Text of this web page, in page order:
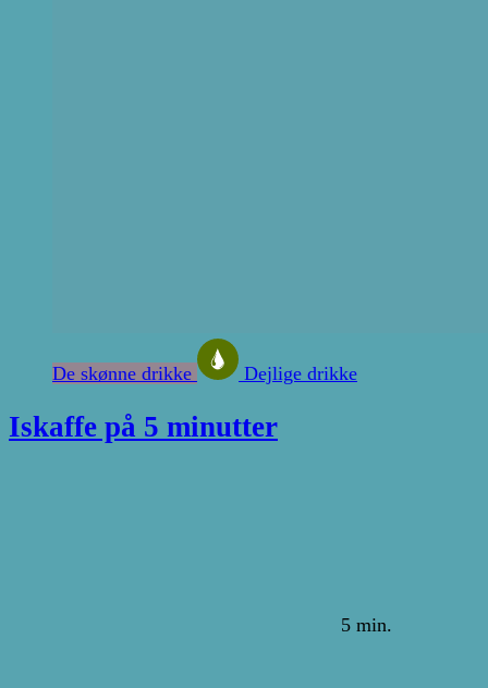
De skønne drikke Dejlige drikke
Iskaffe på 5 minutter
5 min.